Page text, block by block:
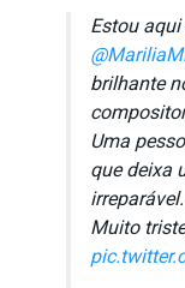
Estou
brilhante
Uma
que deixa
Muito